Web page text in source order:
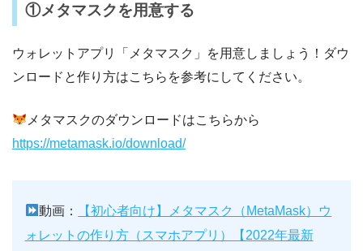
①メタマスクを用意する
ウォレットアプリ「メタマスク」を用意しましょう！ダウ
ンロードと作り方はこちらを参考にしてください。
メタマスクのダウンロードはこちらから
https://metamask.io/download/
動画：
【初心者向け】メタマスク（MetaMask）ウ
ォレットの作り方（スマホアプリ）【2022年最新